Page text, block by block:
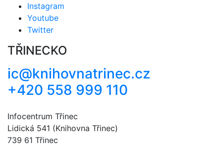
Instagram
Youtube
Twitter
TŘINECKO
ic@knihovnatrinec.cz
+420 558 999 110
Infocentrum Třinec
Lidická 541 (Knihovna Třinec)
739 61 Třinec